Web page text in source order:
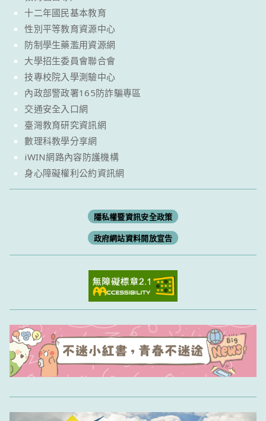
十二年國民基本教育
性別平等教育資源中心
防制學生藥濫用資源網
大學招生委員會聯合會
技專校院入學測驗中心
內政部警政署165防詐騙專區
交通安全入口網
臺灣教育研究資訊網
數理科教學分享網
iWIN網路內容防護機構
身心障礙權利公約資訊網
隱私權暨資訊安全政策
政府網站資料開放宣告